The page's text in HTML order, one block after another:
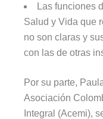
Las funciones
Salud y Vida que
no son claras y
con las de otras
Por su parte,
Asociación
Integral (Acemi),